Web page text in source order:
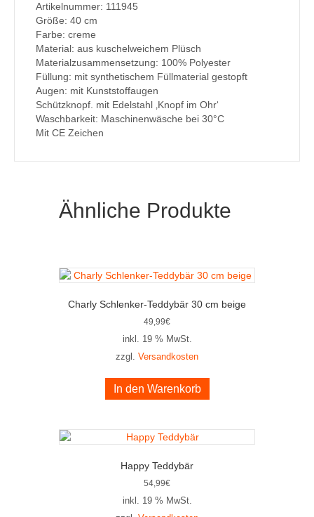
Artikelnummer: 111945
Größe: 40 cm
Farbe: creme
Material: aus kuschelweichem Plüsch
Materialzusammensetzung: 100% Polyester
Füllung: mit synthetischem Füllmaterial gestopft
Augen: mit Kunststoffaugen
Schützknopf. mit Edelstahl ‚Knopf im Ohr‘
Waschbarkeit: Maschinenwäsche bei 30°C
Mit CE Zeichen
Ähnliche Produkte
Charly Schlenker-Teddybär 30 cm beige
49,99€
inkl. 19 % MwSt.
zzgl. Versandkosten
In den Warenkorb
Happy Teddybär
54,99€
inkl. 19 % MwSt.